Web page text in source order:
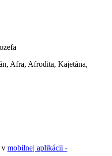
Afra, Afrodita, Kajetána,
v mobilnej aplikácii -